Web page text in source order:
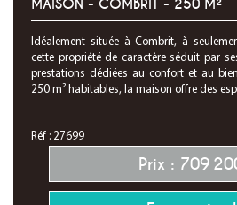
MAISON - COMBRIT - 250 M²
Idéalement située à Combrit, à
cette propriété de caractère séduit par
prestations dédiées au confort et au
250 m² habitables, la maison offre des
Réf : 27699
Prix : 709